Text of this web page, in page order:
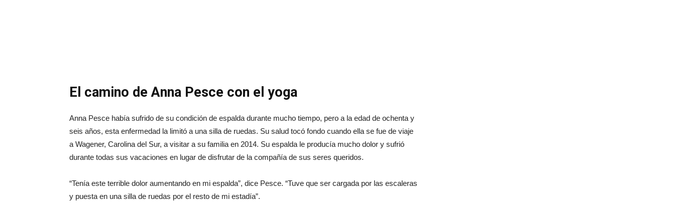
El camino de Anna Pesce con el yoga
Anna Pesce había sufrido de su condición de espalda durante mucho tiempo, pero a la edad de ochenta y
seis años, esta enfermedad la limitó a una silla de ruedas. Su salud tocó fondo cuando ella se fue de viaje
a Wagener, Carolina del Sur, a visitar a su familia en 2014. Su espalda le producía mucho dolor y sufrió
durante todas sus vacaciones en lugar de disfrutar de la compañía de sus seres queridos.
“Tenía este terrible dolor aumentando en mi espalda”, dice Pesce. “Tuve que ser cargada por las escaleras
y puesta en una silla de ruedas por el resto de mi estadía”.